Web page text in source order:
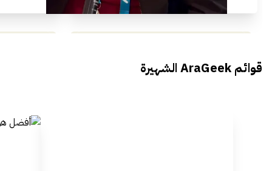
Everything Egypt
قوائم AraGeek الشهيرة